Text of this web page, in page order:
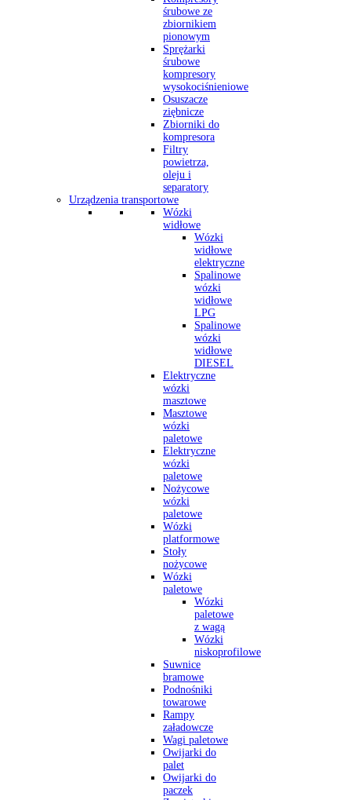
śrubowe ze
zbiornikiem
pionowym
Sprężarki
śrubowe
kompresory
wysokociśnieniowe
Osuszacze
ziębnicze
Zbiorniki do
kompresora
Filtry
powietrza,
oleju i
separatory
Urządzenia transportowe
Wózki
widłowe
Wózki
widłowe
elektryczne
Spalinowe
wózki
widłowe
LPG
Spalinowe
wózki
widłowe
DIESEL
Elektryczne
wózki
masztowe
Masztowe
wózki
paletowe
Elektryczne
wózki
paletowe
Nożycowe
wózki
paletowe
Wózki
platformowe
Stoły
nożycowe
Wózki
paletowe
Wózki
paletowe
z wagą
Wózki
niskoprofilowe
Suwnice
bramowe
Podnośniki
towarowe
Rampy
załadowcze
Wagi paletowe
Owijarki do
palet
Owijarki do
paczek